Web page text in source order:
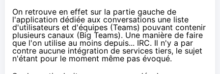
On retrouve en effet sur la partie gauche de
l'application dédiée aux conversations une liste
d'utilisateurs et d'équipes (Teams) pouvant contenir
plusieurs canaux (Big Teams). Une manière de faire
que l'on utilise au moins depuis... IRC. Il n'y a par
contre aucune intégration de services tiers, le sujet
n'étant pour le moment même pas évoqué.